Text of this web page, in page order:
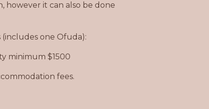
however it can also be done
one Ofuda):
minimum $1500
fees.